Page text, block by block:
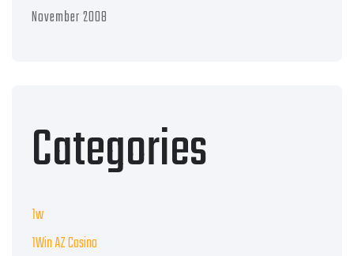
November 2008
Categories
1w
1Win AZ Casino